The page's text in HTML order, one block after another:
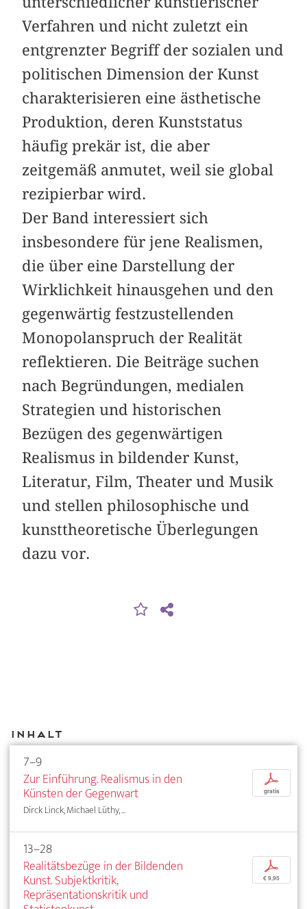
Verfahren und nicht zuletzt ein
entgrenzter Begriff der sozialen und
politischen Dimension der Kunst
charakterisieren eine ästhetische
Produktion, deren Kunststatus
häufig prekär ist, die aber
zeitgemäß anmutet, weil sie global
rezipierbar wird.
Der Band interessiert sich
insbesondere für jene Realismen,
die über eine Darstellung der
Wirklichkeit hinausgehen und den
gegenwärtig festzustellenden
Monopol­anspruch der Realität
reflektieren. Die Beiträge suchen
nach Begründungen, me­dialen
Strategien und historischen
Bezügen des gegenwärtigen
Realismus in bildender Kunst,
Literatur, Film, Theater und Musik
und stellen philoso­phische und
kunsttheoretische Überlegungen
dazu vor.
Inhalt
7–9
Zur Einführung. Realismus in den
Künsten der Gegenwart
Dirck Linck, Michael Lüthy, ...
p
gratis
13–28
Realitätsbezüge in der Bildenden
Kunst. Subjektkritik,
Repräsentationskritik und
p
€ 9,95